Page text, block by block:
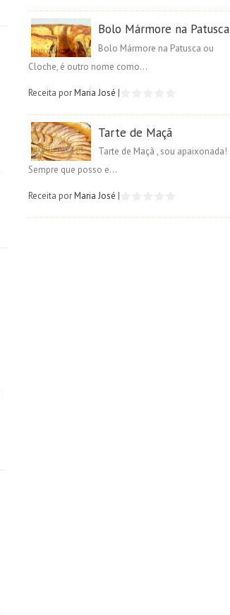
Bolo Mármore na Patusca
Bolo Mármore na Patusca ou
Cloche, é outro nome como...
Receita porMaria José |
Tarte de Maçã
Tarte de Maçã , sou apaixonada!
Sempre que posso e...
Receita porMaria José |